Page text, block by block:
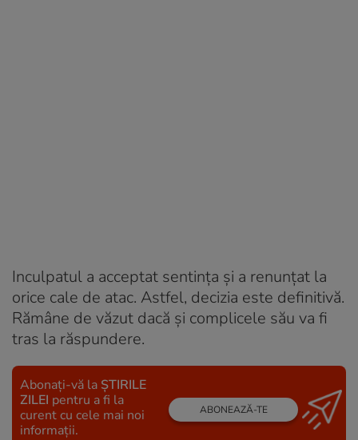
Inculpatul a acceptat sentința și a renunțat la
orice cale de atac. Astfel, decizia este definitivă.
Rămâne de văzut dacă și complicele său va fi
tras la răspundere.
Abonați-vă la ȘTIRILE
ZILEI pentru a fi la
curent cu cele mai noi
informații.
ABONEAZĂ-TE